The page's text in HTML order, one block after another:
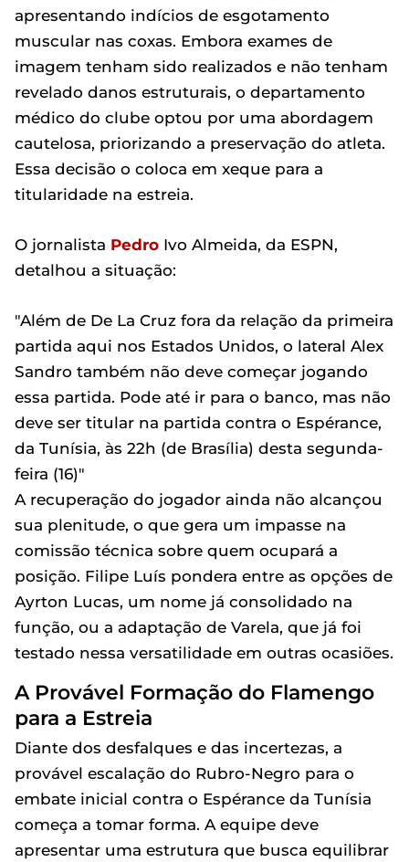
apresentando indícios de esgotamento
muscular nas coxas. Embora exames de
imagem tenham sido realizados e não tenham
revelado danos estruturais, o departamento
médico do clube optou por uma abordagem
cautelosa, priorizando a preservação do atleta.
Essa decisão o coloca em xeque para a
titularidade na estreia.
O jornalista Pedro Ivo Almeida, da ESPN,
detalhou a situação:
"Além de De La Cruz fora da relação da primeira
partida aqui nos Estados Unidos, o lateral Alex
Sandro também não deve começar jogando
essa partida. Pode até ir para o banco, mas não
deve ser titular na partida contra o Espérance,
da Tunísia, às 22h (de Brasília) desta segunda-
feira (16)"
A recuperação do jogador ainda não alcançou
sua plenitude, o que gera um impasse na
comissão técnica sobre quem ocupará a
posição. Filipe Luís pondera entre as opções de
Ayrton Lucas, um nome já consolidado na
função, ou a adaptação de Varela, que já foi
testado nessa versatilidade em outras ocasiões.
A Provável Formação do Flamengo
para a Estreia
Diante dos desfalques e das incertezas, a
provável escalação do Rubro-Negro para o
embate inicial contra o Espérance da Tunísia
começa a tomar forma. A equipe deve
apresentar uma estrutura que busca equilibrar